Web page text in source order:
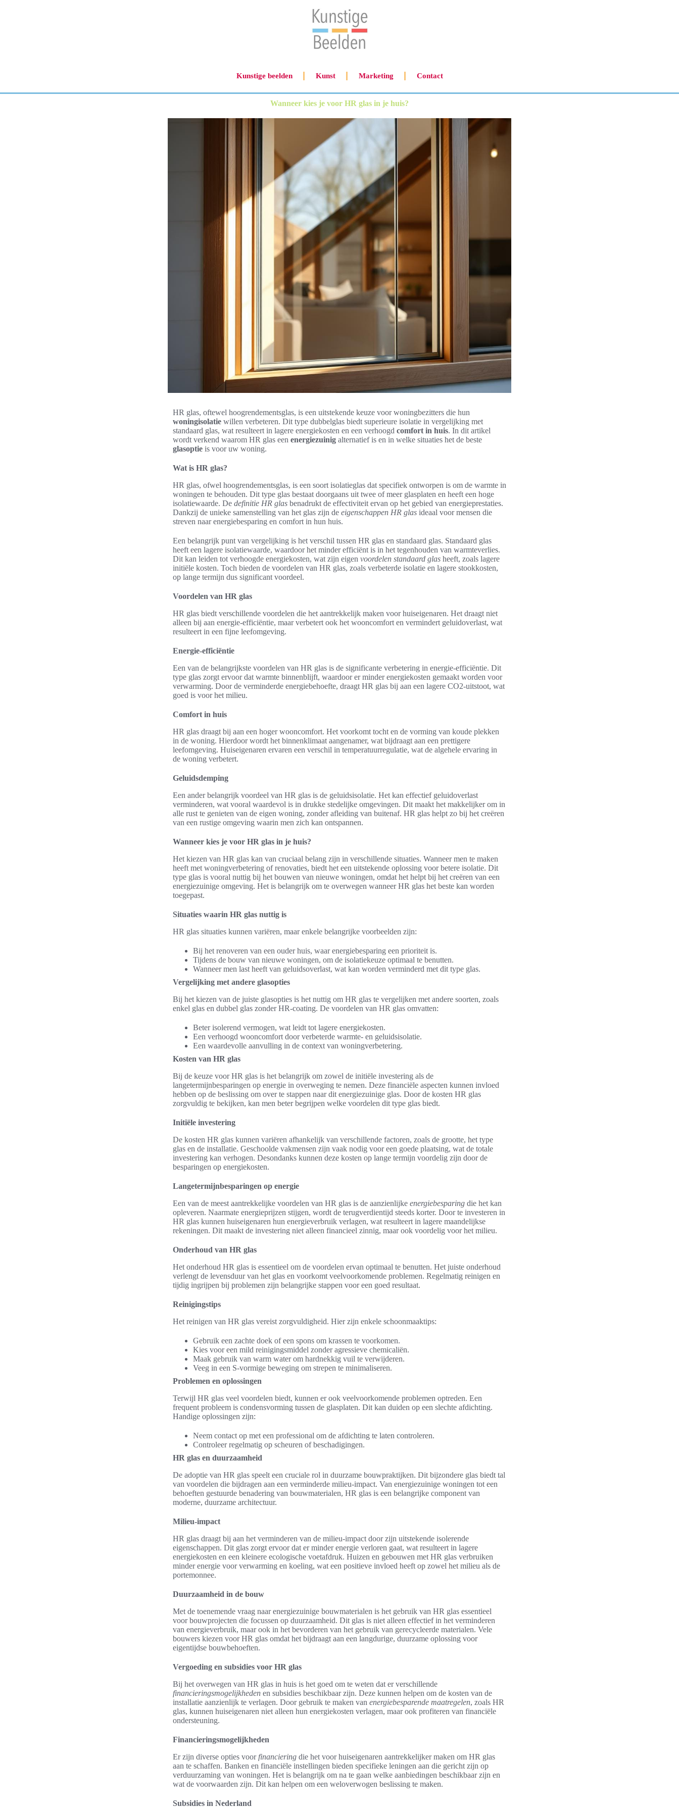
Kunstige beelden Kunst Marketing Contact
Wanneer kies je voor HR glas in je huis?
HR glas, oftewel hoogrendementsglas, is een uitstekende keuze voor woningbezitters die hun
woningisolatie willen verbeteren. Dit type dubbelglas biedt superieure isolatie in vergelijking met
standaard glas, wat resulteert in lagere energiekosten en een verhoogd comfort in huis. In dit artikel
wordt verkend waarom HR glas een energiezuinig alternatief is en in welke situaties het de beste
glasoptie is voor uw woning.
Wat is HR glas?
HR glas, ofwel hoogrendementsglas, is een soort isolatieglas dat specifiek ontworpen is om de warmte in
woningen te behouden. Dit type glas bestaat doorgaans uit twee of meer glasplaten en heeft een hoge
isolatiewaarde. De definitie HR glas benadrukt de effectiviteit ervan op het gebied van energieprestaties.
Dankzij de unieke samenstelling van het glas zijn de eigenschappen HR glas ideaal voor mensen die
streven naar energiebesparing en comfort in hun huis.
Een belangrijk punt van vergelijking is het verschil tussen HR glas en standaard glas. Standaard glas
heeft een lagere isolatiewaarde, waardoor het minder efficiënt is in het tegenhouden van warmteverlies.
Dit kan leiden tot verhoogde energiekosten, wat zijn eigen voordelen standaard glas heeft, zoals lagere
initiële kosten. Toch bieden de voordelen van HR glas, zoals verbeterde isolatie en lagere stookkosten,
op lange termijn dus significant voordeel.
Voordelen van HR glas
HR glas biedt verschillende voordelen die het aantrekkelijk maken voor huiseigenaren. Het draagt niet
alleen bij aan energie-efficiëntie, maar verbetert ook het wooncomfort en vermindert geluidoverlast, wat
resulteert in een fijne leefomgeving.
Energie-efficiëntie
Een van de belangrijkste voordelen van HR glas is de significante verbetering in energie-efficiëntie. Dit
type glas zorgt ervoor dat warmte binnenblijft, waardoor er minder energiekosten gemaakt worden voor
verwarming. Door de verminderde energiebehoefte, draagt HR glas bij aan een lagere CO2-uitstoot, wat
goed is voor het milieu.
Comfort in huis
HR glas draagt bij aan een hoger wooncomfort. Het voorkomt tocht en de vorming van koude plekken
in de woning. Hierdoor wordt het binnenklimaat aangenamer, wat bijdraagt aan een prettigere
leefomgeving. Huiseigenaren ervaren een verschil in temperatuurregulatie, wat de algehele ervaring in
de woning verbetert.
Geluidsdemping
Een ander belangrijk voordeel van HR glas is de geluidsisolatie. Het kan effectief geluidoverlast
verminderen, wat vooral waardevol is in drukke stedelijke omgevingen. Dit maakt het makkelijker om in
alle rust te genieten van de eigen woning, zonder afleiding van buitenaf. HR glas helpt zo bij het creëren
van een rustige omgeving waarin men zich kan ontspannen.
Wanneer kies je voor HR glas in je huis?
Het kiezen van HR glas kan van cruciaal belang zijn in verschillende situaties. Wanneer men te maken
heeft met woningverbetering of renovaties, biedt het een uitstekende oplossing voor betere isolatie. Dit
type glas is vooral nuttig bij het bouwen van nieuwe woningen, omdat het helpt bij het creëren van een
energiezuinige omgeving. Het is belangrijk om te overwegen wanneer HR glas het beste kan worden
toegepast.
Situaties waarin HR glas nuttig is
HR glas situaties kunnen variëren, maar enkele belangrijke voorbeelden zijn:
Bij het renoveren van een ouder huis, waar energiebesparing een prioriteit is.
Tijdens de bouw van nieuwe woningen, om de isolatiekeuze optimaal te benutten.
Wanneer men last heeft van geluidsoverlast, wat kan worden verminderd met dit type glas.
Vergelijking met andere glasopties
Bij het kiezen van de juiste glasopties is het nuttig om HR glas te vergelijken met andere soorten, zoals
enkel glas en dubbel glas zonder HR-coating. De voordelen van HR glas omvatten:
Beter isolerend vermogen, wat leidt tot lagere energiekosten.
Een verhoogd wooncomfort door verbeterde warmte- en geluidsisolatie.
Een waardevolle aanvulling in de context van woningverbetering.
Kosten van HR glas
Bij de keuze voor HR glas is het belangrijk om zowel de initiële investering als de
langetermijnbesparingen op energie in overweging te nemen. Deze financiële aspecten kunnen invloed
hebben op de beslissing om over te stappen naar dit energiezuinige glas. Door de kosten HR glas
zorgvuldig te bekijken, kan men beter begrijpen welke voordelen dit type glas biedt.
Initiële investering
De kosten HR glas kunnen variëren afhankelijk van verschillende factoren, zoals de grootte, het type
glas en de installatie. Geschoolde vakmensen zijn vaak nodig voor een goede plaatsing, wat de totale
investering kan verhogen. Desondanks kunnen deze kosten op lange termijn voordelig zijn door de
besparingen op energiekosten.
Langetermijnbesparingen op energie
Een van de meest aantrekkelijke voordelen van HR glas is de aanzienlijke energiebesparing die het kan
opleveren. Naarmate energieprijzen stijgen, wordt de terugverdientijd steeds korter. Door te investeren in
HR glas kunnen huiseigenaren hun energieverbruik verlagen, wat resulteert in lagere maandelijkse
rekeningen. Dit maakt de investering niet alleen financieel zinnig, maar ook voordelig voor het milieu.
Onderhoud van HR glas
Het onderhoud HR glas is essentieel om de voordelen ervan optimaal te benutten. Het juiste onderhoud
verlengt de levensduur van het glas en voorkomt veelvoorkomende problemen. Regelmatig reinigen en
tijdig ingrijpen bij problemen zijn belangrijke stappen voor een goed resultaat.
Reinigingstips
Het reinigen van HR glas vereist zorgvuldigheid. Hier zijn enkele schoonmaaktips:
Gebruik een zachte doek of een spons om krassen te voorkomen.
Kies voor een mild reinigingsmiddel zonder agressieve chemicaliën.
Maak gebruik van warm water om hardnekkig vuil te verwijderen.
Veeg in een S-vormige beweging om strepen te minimaliseren.
Problemen en oplossingen
Terwijl HR glas veel voordelen biedt, kunnen er ook veelvoorkomende problemen optreden. Een
frequent probleem is condensvorming tussen de glasplaten. Dit kan duiden op een slechte afdichting.
Handige oplossingen zijn:
Neem contact op met een professional om de afdichting te laten controleren.
Controleer regelmatig op scheuren of beschadigingen.
HR glas en duurzaamheid
De adoptie van HR glas speelt een cruciale rol in duurzame bouwpraktijken. Dit bijzondere glas biedt tal
van voordelen die bijdragen aan een verminderde milieu-impact. Van energiezuinige woningen tot een
behoeften gestuurde benadering van bouwmaterialen, HR glas is een belangrijke component van
moderne, duurzame architectuur.
Milieu-impact
HR glas draagt bij aan het verminderen van de milieu-impact door zijn uitstekende isolerende
eigenschappen. Dit glas zorgt ervoor dat er minder energie verloren gaat, wat resulteert in lagere
energiekosten en een kleinere ecologische voetafdruk. Huizen en gebouwen met HR glas verbruiken
minder energie voor verwarming en koeling, wat een positieve invloed heeft op zowel het milieu als de
portemonnee.
Duurzaamheid in de bouw
Met de toenemende vraag naar energiezuinige bouwmaterialen is het gebruik van HR glas essentieel
voor bouwprojecten die focussen op duurzaamheid. Dit glas is niet alleen effectief in het verminderen
van energieverbruik, maar ook in het bevorderen van het gebruik van gerecycleerde materialen. Vele
bouwers kiezen voor HR glas omdat het bijdraagt aan een langdurige, duurzame oplossing voor
eigentijdse bouwbehoeften.
Vergoeding en subsidies voor HR glas
Bij het overwegen van HR glas in huis is het goed om te weten dat er verschillende
financieringsmogelijkheden en subsidies beschikbaar zijn. Deze kunnen helpen om de kosten van de
installatie aanzienlijk te verlagen. Door gebruik te maken van energiebesparende maatregelen, zoals HR
glas, kunnen huiseigenaren niet alleen hun energiekosten verlagen, maar ook profiteren van financiële
ondersteuning.
Financieringsmogelijkheden
Er zijn diverse opties voor financiering die het voor huiseigenaren aantrekkelijker maken om HR glas
aan te schaffen. Banken en financiële instellingen bieden specifieke leningen aan die gericht zijn op
verduurzaming van woningen. Het is belangrijk om na te gaan welke aanbiedingen beschikbaar zijn en
wat de voorwaarden zijn. Dit kan helpen om een weloverwogen beslissing te maken.
Subsidies in Nederland